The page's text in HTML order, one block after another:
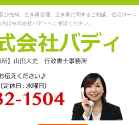
び売却、空き家管理、空き家に関するご相談、住宅ローン
は株式会社バディへご相談ください。